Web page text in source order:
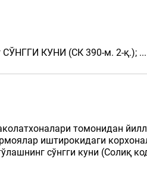
КУНИ (СК 390-м. 2-қ.); ...
томонидан
иштирокидаги
сўнгги куни (Солиқ